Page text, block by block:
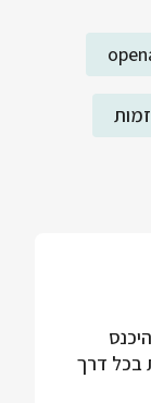
בכל דרך